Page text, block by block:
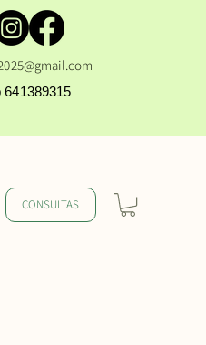
CONSULTAS
641389315